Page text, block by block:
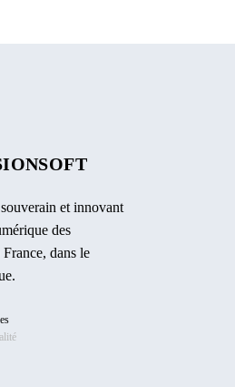
et innovant
des
France, dans le